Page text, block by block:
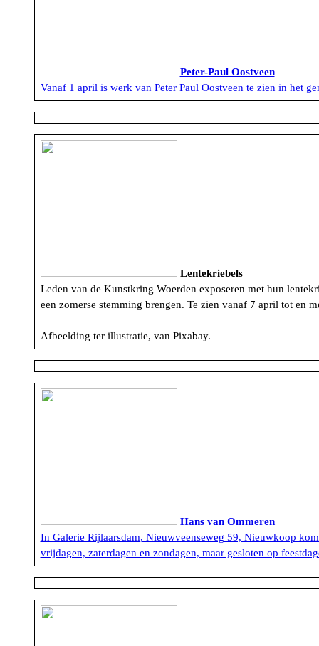
Peter-Paul Oostveen
Vanaf 1 april is werk van Peter Paul Oostveen te zien in het
Lentekriebels
Leden van de Kunstkring Woerden exposeren met hun
een zomerse stemming brengen. Te zien vanaf 7 april tot en
Afbeelding ter illustratie, van Pixabay.
Hans van Ommeren
In Galerie Rijlaarsdam, Nieuwveenseweg 59, Nieuwkoop
vrijdagen, zaterdagen en zondagen, maar gesloten op